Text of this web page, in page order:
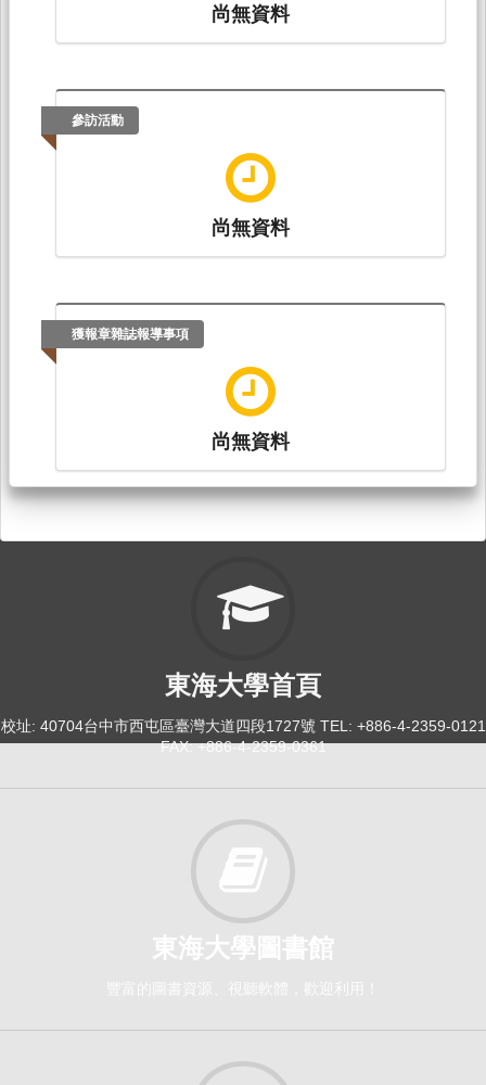
尚無資料
參訪活動
尚無資料
獲報章雜誌報導事項
尚無資料
東海大學首頁
校址: 40704台中市西屯區臺灣大道四段1727號 TEL: +886-4-2359-0121
FAX: +886-4-2359-0361
東海大學圖書館
豐富的圖書資源、視聽軟體，歡迎利用！